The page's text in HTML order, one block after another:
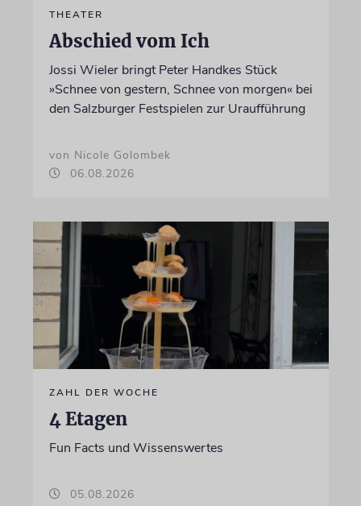
THEATER
Abschied vom Ich
Jossi Wieler bringt Peter Handkes Stück
»Schnee von gestern, Schnee von morgen« bei
den Salzburger Festspielen zur Uraufführung
von Nicole Golombek
06.08.2026
ZAHL DER WOCHE
4 Etagen
Fun Facts und Wissenswertes
05.08.2026